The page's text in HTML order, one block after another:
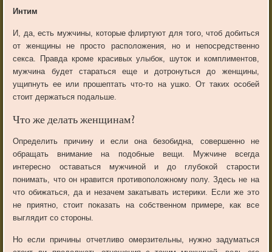
Интим
И, да, есть мужчины, которые флиртуют для того, чтоб добиться
от женщины не просто расположения, но и непосредственно
секса. Правда кроме красивых улыбок, шуток и комплиментов,
мужчина будет стараться еще и дотронуться до женщины,
ущипнуть ее или прошептать что-то на ушко. От таких особей
стоит держаться подальше.
Что же делать женщинам?
Определить причину и если она безобидна, совершенно не
обращать внимание на подобные вещи. Мужчине всегда
интересно оставаться мужчиной и до глубокой старости
понимать, что он нравится противоположному полу. Здесь не на
что обижаться, да и незачем закатывать истерики. Если же это
не приятно, стоит показать на собственном примере, как все
выглядит со стороны.
Но если причины отчетливо омерзительны, нужно задуматься